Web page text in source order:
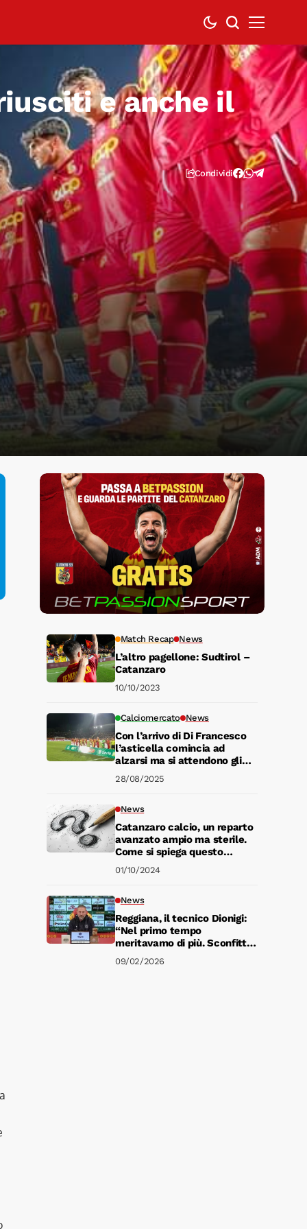
e anche il
Condividi
Match Recap News
L’altro pagellone: Sudtirol –
Catanzaro
10/10/2023
Calciomercato News
Con l’arrivo di Di Francesco
l’asticella comincia ad
alzarsi ma si attendono gli
altri over di esperienza
28/08/2025
News
Catanzaro calcio, un reparto
avanzato ampio ma sterile.
Come si spiega questo
paradosso?
01/10/2024
News
Reggiana, il tecnico Dionigi:
“Nel primo tempo
meritavamo di più. Sconfitta
immeritata”
09/02/2026